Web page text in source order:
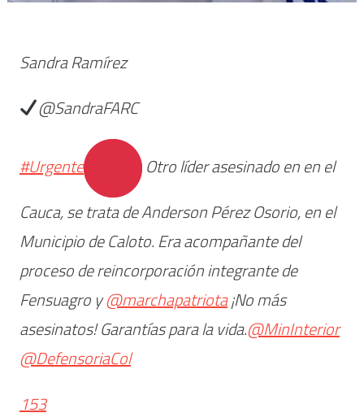
Sandra Ramírez
@SandraFARC
#Urgente
Otro líder asesinado en en el
Cauca, se trata de Anderson Pérez Osorio, en el
Municipio de Caloto. Era acompañante del
proceso de reincorporación integrante de
Fensuagro y@marchapatriota¡No más
asesinatos! Garantías para la vida.@MinInterior
@DefensoriaCol
153